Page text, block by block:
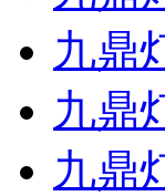
九鼎
九鼎
九鼎